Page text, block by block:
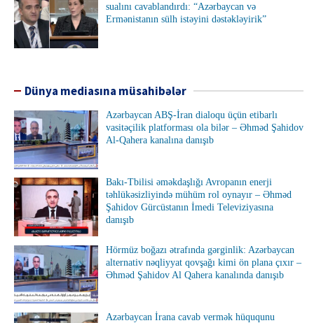
sualını cavablandırdı: “Azərbaycan və
Ermənistanın sülh istəyini dəstəkləyirik”
Dünya mediasına müsahibələr
Azərbaycan ABŞ-İran dialoqu üçün etibarlı
vasitəçilik platforması ola bilər – Əhməd Şahidov
Al-Qahera kanalına danışıb
Bakı-Tbilisi əməkdaşlığı Avropanın enerji
təhlükəsizliyində mühüm rol oynayır – Əhməd
Şahidov Gürcüstanın İmedi Televiziyasına
danışıb
Hörmüz boğazı ətrafında gərginlik: Azərbaycan
alternativ nəqliyyat qovşağı kimi ön plana çıxır –
Əhməd Şahidov Al Qahera kanalında danışıb
Azərbaycan İrana cavab vermək hüququnu